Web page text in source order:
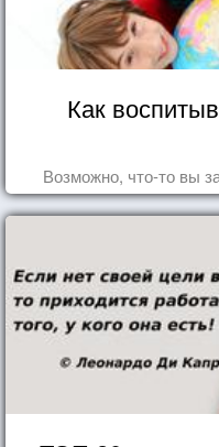
Как
Возможно, что-то вы